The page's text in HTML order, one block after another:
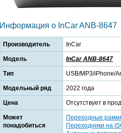
Информация о InCar ANB-8647
Производитель InCar
Модель InCar ANB-8647
Тип USB/MP3/iPhone/
Модельный ряд 2022 года
Цена Отсутствует в
Может
понадобиться
Переходные рамки
Переходники на